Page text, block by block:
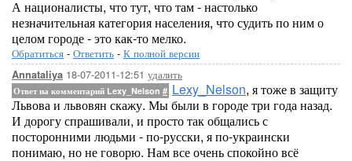
А националисты, что тут, что там - настолько
незначительная категория населения, что судить по ним о
целом городе - это как-то мелко.
Обратиться - Ответить - К полной версии
Annataliya 18-07-2011-12:51 удалить
Ответ на комментарий Lexy_Nelson # Lexy_Nelson, я тоже в защиту
Львова и львовян скажу. Мы были в городе три года назад.
И дорогу спрашивали, и просто так общались с
посторонними людьми - по-русски, я по-украински
понимаю, но не говорю. Нам все очень спокойно всё